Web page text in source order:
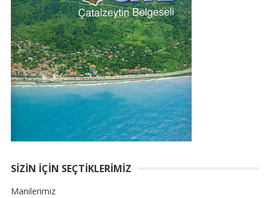
SIZIN İÇIN SEÇTIKLERIMIZ
Manilerimiz